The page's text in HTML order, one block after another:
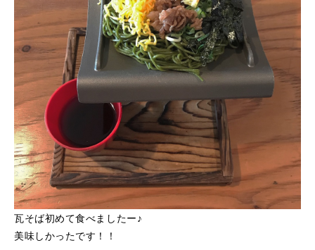
瓦そば初めて食べましたー♪
美味しかったです！！